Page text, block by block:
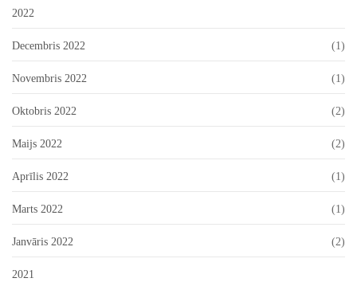
2022
Decembris 2022 (1)
Novembris 2022 (1)
Oktobris 2022 (2)
Maijs 2022 (2)
Aprīlis 2022 (1)
Marts 2022 (1)
Janvāris 2022 (2)
2021